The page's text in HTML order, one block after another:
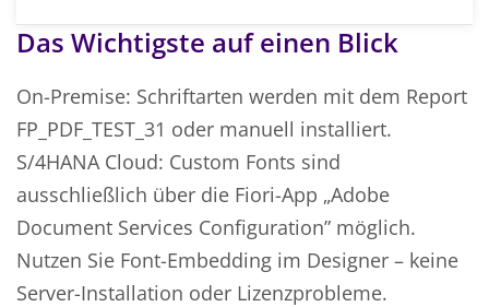
Das Wichtigste auf einen Blick
On-Premise: Schriftarten werden mit dem Report
FP_PDF_TEST_31 oder manuell installiert.
S/4HANA Cloud: Custom Fonts sind
ausschließlich über die Fiori-App „Adobe
Document Services Configuration” möglich.
Nutzen Sie Font-Embedding im Designer – keine
Server-Installation oder Lizenzprobleme.